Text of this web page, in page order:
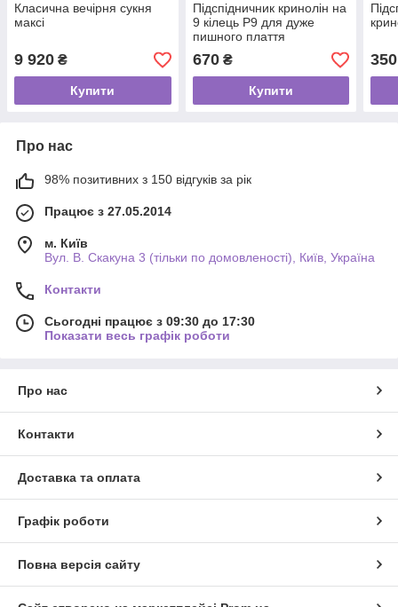
Класична вечірня сукня
максі
9 920 ₴
Купити
Підспідничник кринолін на
9 кілець Р9 для дуже
пишного плаття
670₴
Купити
350
Про нас
98% позитивних з 150 відгуків за рік
Працює з 27.05.2014
м. Київ
Вул. В. Скакуна 3 (тільки по домовленості), Київ, Україна
Контакти
Сьогодні працює з 09:30 до 17:30
Показати весь графік роботи
Про нас
Контакти
Доставка та оплата
Графік роботи
Повна версія сайту